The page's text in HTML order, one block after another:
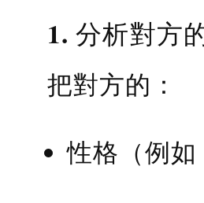
1. 分析對方
把對方的：
性格（例